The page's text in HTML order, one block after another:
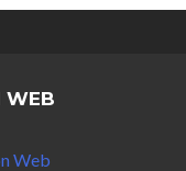
WEB
Web